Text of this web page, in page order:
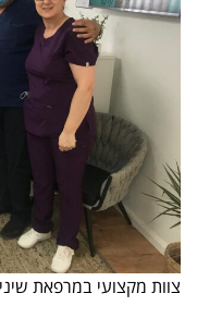
צוות מקצועי במרפאת